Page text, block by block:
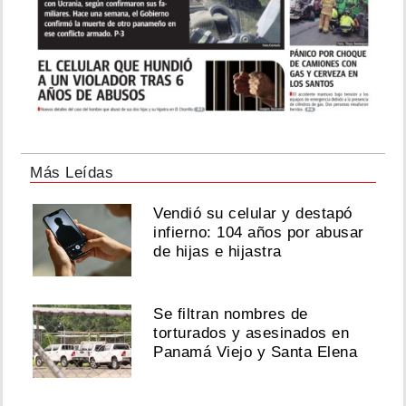
Hilton,
trasladado
a
un
hospital
tras
Agosto
2026
Audio
responde
por
disputa
de
Más Leídas
Vendió su celular y destapó
infierno: 104 años por abusar
de hijas e hijastra
Se filtran nombres de
torturados y asesinados en
Panamá Viejo y Santa Elena